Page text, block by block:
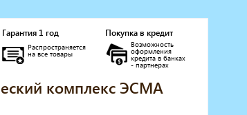
Гарантия 1 год
Распространяется
на все товары
Покупка в кредит
Возможность
оформления
кредита в банках
- партнерах
комплекс ЭСМА